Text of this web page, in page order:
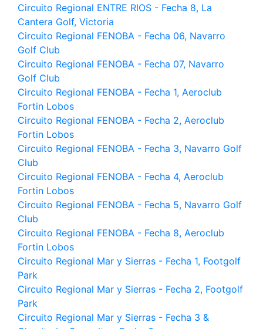
Circuito Regional ENTRE RIOS - Fecha 8, La
Cantera Golf, Victoria
Circuito Regional FENOBA - Fecha 06, Navarro
Golf Club
Circuito Regional FENOBA - Fecha 07, Navarro
Golf Club
Circuito Regional FENOBA - Fecha 1, Aeroclub
Fortin Lobos
Circuito Regional FENOBA - Fecha 2, Aeroclub
Fortin Lobos
Circuito Regional FENOBA - Fecha 3, Navarro Golf
Club
Circuito Regional FENOBA - Fecha 4, Aeroclub
Fortin Lobos
Circuito Regional FENOBA - Fecha 5, Navarro Golf
Club
Circuito Regional FENOBA - Fecha 8, Aeroclub
Fortin Lobos
Circuito Regional Mar y Sierras - Fecha 1, Footgolf
Park
Circuito Regional Mar y Sierras - Fecha 2, Footgolf
Park
Circuito Regional Mar y Sierras - Fecha 3 &